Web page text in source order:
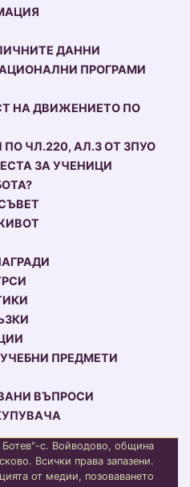
ДАННИ
ПРОГРАМИ
НА ДВИЖЕНИЕТО ПО
ЧЛ.220, АЛ.3 ОТ ЗПУО
ЗА УЧЕНИЦИ
ПРЕДМЕТИ
ВЪПРОСИ
с. Войводово, община
Всички права запазени.
от медии, позоваването